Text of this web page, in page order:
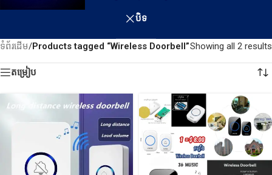
បិទ
ទំព័រដើម/Products tagged “Wireless Doorbell”Showing all 2 results
តម្រៀប